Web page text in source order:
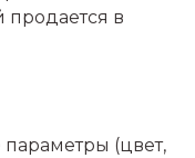
продается в
(цвет,